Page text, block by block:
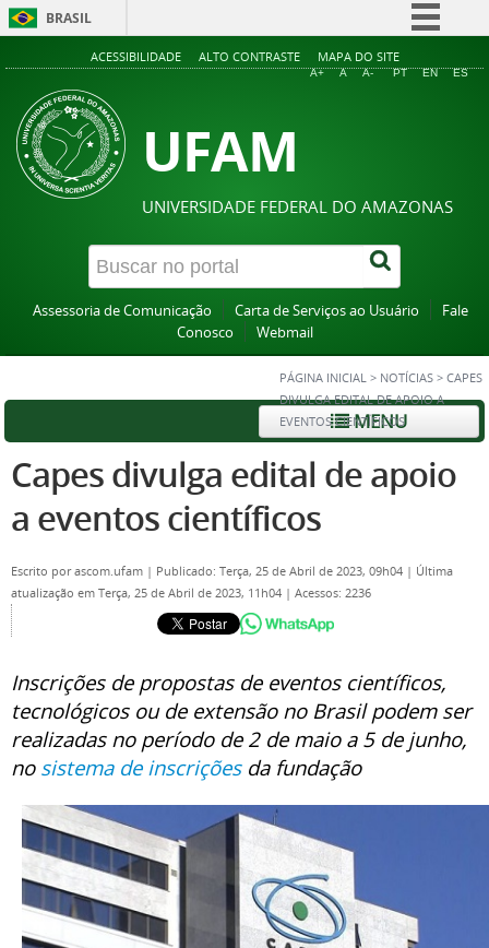
BRASIL
Simplifique!
Acesso à informação
ACESSIBILIDADE ALTO CONTRASTE MAPA DO SITE
A+ A A- PT EN ES
UFAM
UNIVERSIDADE FEDERAL DO AMAZONAS
Assessoria de Comunicação Carta de Serviços ao Usuário
Fale
Conosco
Webmail
PÁGINA INICIAL > NOTÍCIAS > CAPES
DIVULGA EDITAL DE APOIO A
EVENTOS CIENTÍFICOS
MENU
Capes divulga edital de apoio
a eventos científicos
Escrito porascom.ufam | Publicado: Terça, 25 de Abril de 2023, 09h04 | Última
atualização em Terça, 25 de Abril de 2023, 11h04 | Acessos: 2236
Inscrições de propostas de eventos científicos,
tecnológicos ou de extensão no Brasil podem ser
realizadas no período de 2 de maio a 5 de junho,
no sistema de inscriçõesda fundação